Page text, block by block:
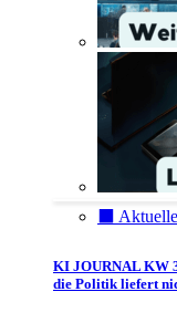
⬛️
KI JOURNAL KW
die Politik liefert